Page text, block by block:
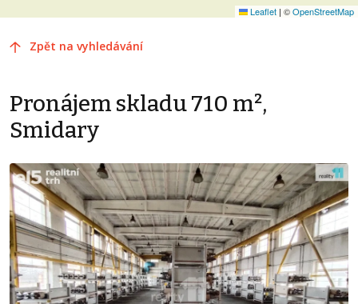
Leaflet | ©OpenStreetMap
Zpět na vyhledávání
Pronájem skladu 710 m²,
Smidary